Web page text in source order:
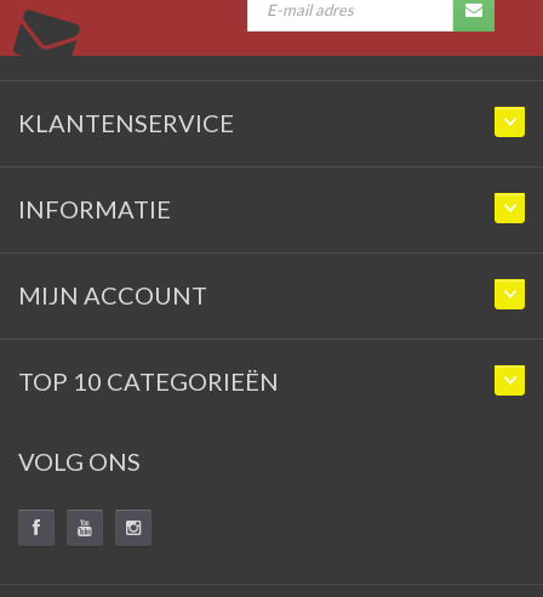
KLANTENSERVICE
INFORMATIE
MIJN ACCOUNT
TOP 10 CATEGORIEËN
VOLG ONS